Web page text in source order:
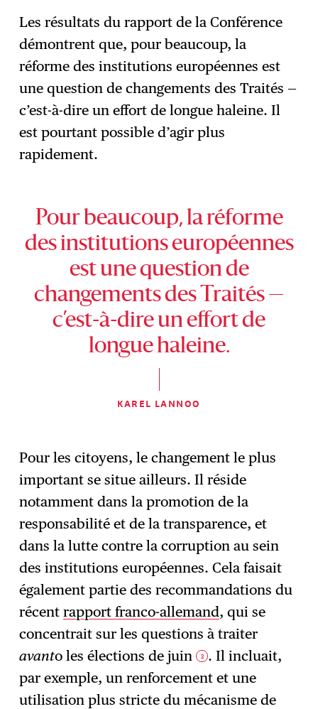
Les résultats du rapport de la Conférence
démontrent que, pour beaucoup, la
réforme des institutions européennes est
une question de changements des Traités —
c’est-à-dire un effort de longue haleine. Il
est pourtant possible d’agir plus
rapidement.
Pour beaucoup, la réforme
des institutions européennes
est une question de
changements des Traités —
c’est-à-dire un effort de
longue haleine.
KAREL LANNOO
Pour les citoyens, le changement le plus
important se situe ailleurs. Il réside
notamment dans la promotion de la
responsabilité et de la transparence, et
dans la lutte contre la corruption au sein
des institutions européennes. Cela faisait
également partie des recommandations du
récentrapport franco-allemand, qui se
concentrait sur les questions à traiter
avanto les élections de juin 3 . Il incluait,
par exemple, un renforcement et une
utilisation plus stricte du mécanisme de